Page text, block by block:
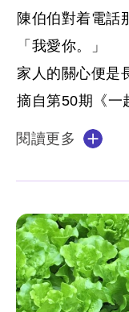
陳伯伯對着電話
「我愛你。」
家人的關心便是
摘自第50期《一
閱讀更多